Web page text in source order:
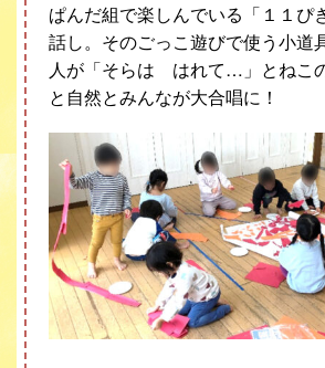
ぱんだ組で楽しんでいる「１１ぴ
話し。そのごっこ遊びで使う小道
人が「そらは はれて… 」とねこ
と自然とみんなが大合唱に！